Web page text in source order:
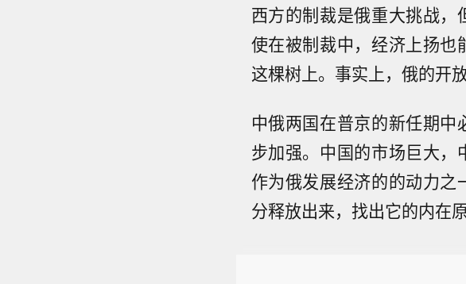
西方的制裁是俄重大挑战
使在被制裁中，经济上扬
这棵树上。事实上，俄的开
中俄两国在普京的新任期
步加强。中国的市场巨大
作为俄发展经济的的动力
分释放出来，找出它的内在